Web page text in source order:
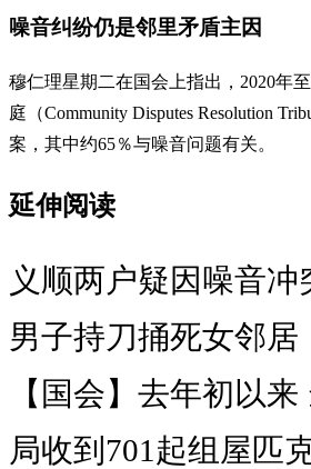
噪音纠纷仍是邻里矛盾主因
穆仁理星期二在国会上指出，2020年
庭（Community Disputes Resolution
案，其中约65％与噪音问题有关。
延伸阅读
义顺两户疑因噪音冲
男子持刀捅死女邻居
【国会】去年初以来
局收到701起组屋匹